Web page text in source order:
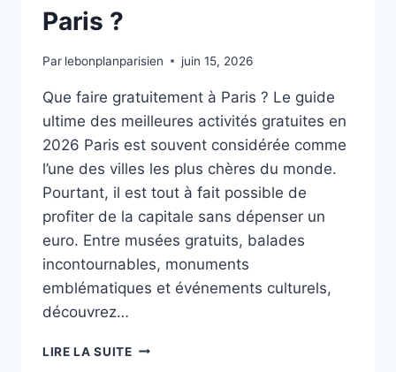
Paris ?
Par lebonplanparisien juin 15, 2026
Que faire gratuitement à Paris ? Le guide
ultime des meilleures activités gratuites en
2026 Paris est souvent considérée comme
l’une des villes les plus chères du monde.
Pourtant, il est tout à fait possible de
profiter de la capitale sans dépenser un
euro. Entre musées gratuits, balades
incontournables, monuments
emblématiques et événements culturels,
découvrez…
LIRE LA SUITEQUE